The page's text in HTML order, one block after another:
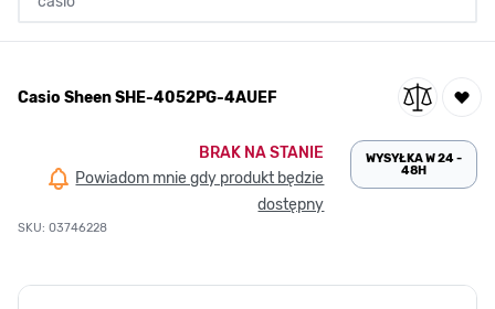
/ Casio Sheen SHE-4052PG-4AUEF
Casio Sheen SHE-4052PG-4AUEF
BRAK NA STANIE
Powiadom mnie gdy produkt będzie
dostępny
SKU: 03746228
WYSYŁKA W 24 -
48H